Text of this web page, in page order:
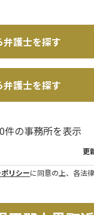
護士を探す
護士を探す
件の事務所を表示
更
リシーに同意の上、各法